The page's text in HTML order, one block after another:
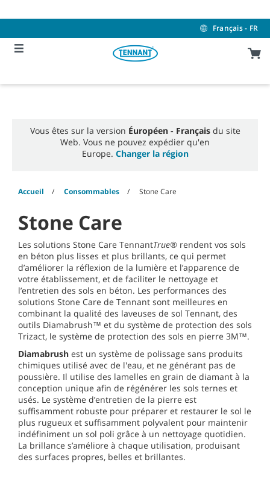
to
to
menu
Français - FR
Vous êtes sur la version Éuropéen - Françaisdu site
Web. Vous ne pouvez expédier qu'en
Europe. Changer la région
Accueil Consommables Stone Care
Stone Care
Les solutions Stone Care TennantTrue® rendent vos sols
en béton plus lisses et plus brillants, ce qui permet
d’améliorer la réflexion de la lumière et l’apparence de
votre établissement, et de faciliter le nettoyage et
l’entretien des sols en béton. Les performances des
solutions Stone Care de Tennant sont meilleures en
combinant la qualité des laveuses de sol Tennant, des
outils Diamabrush™ et du système de protection des sols
Trizact, le système de protection des sols en pierre 3M™.
Diamabrush est un système de polissage sans produits
chimiques utilisé avec de l'eau, et ne générant pas de
poussière. Il utilise des lamelles en grain de diamant à la
conception unique afin de régénérer les sols ternes et
usés. Le système d’entretien de la pierre est
suffisamment robuste pour préparer et restaurer le sol le
plus rugueux et suffisamment polyvalent pour maintenir
indéfiniment un sol poli grâce à un nettoyage quotidien.
La brillance s’améliore à chaque utilisation, produisant
des surfaces propres, belles et brillantes.